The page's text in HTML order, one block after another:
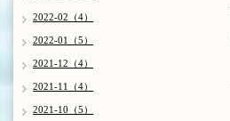
2022-02（4）
2022-01（5）
2021-12（4）
2021-11（4）
2021-10（5）